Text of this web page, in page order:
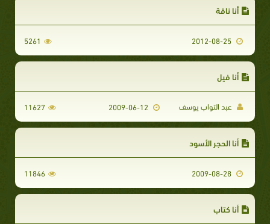
أنا ناقة
5261
أنا فيل
عبد التواب يوسف 11627
أنا الحجر الأسود
11846
أنا كتاب